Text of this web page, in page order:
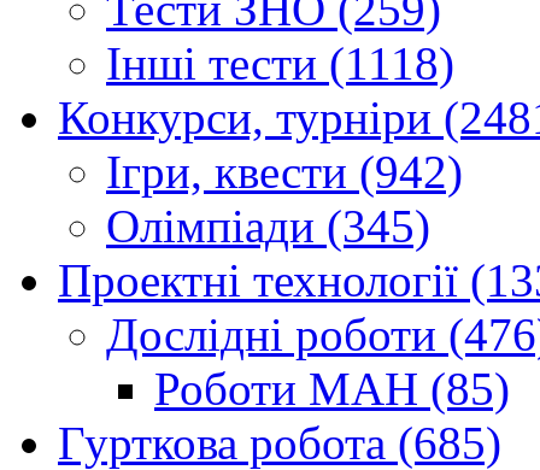
Інші тести (1118)
Конкурси, турніри
Ігри, квести (942)
Олімпіади (345)
Проектні технології
Дослідні роботи
Роботи МАН (85)
Гурткова робота (685)